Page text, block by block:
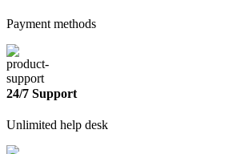
Payment methods
24/7 Support
Unlimited help desk